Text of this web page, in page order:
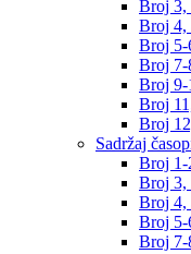
Broj 3,
Broj 4,
Broj 5-
Broj 7-
Broj 9-
Broj
Broj
Sadržaj
Broj 1-
Broj 3,
Broj 4,
Broj 5-
Broj 7-